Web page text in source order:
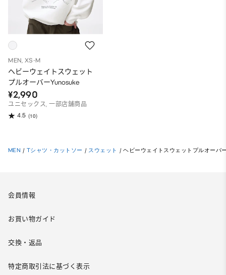
MEN, XS-M
ヘビーウェイトスウェット
プルオーバーYunosuke
¥2,990
ユニセックス, 一部店舗商品
4.5 (10)
MEN / Tシャツ・カットソー / スウェット / ヘビーウェイトスウェットプルオーバ
会員情報
お買い物ガイド
交換・返品
特定商取引法に基づく表示